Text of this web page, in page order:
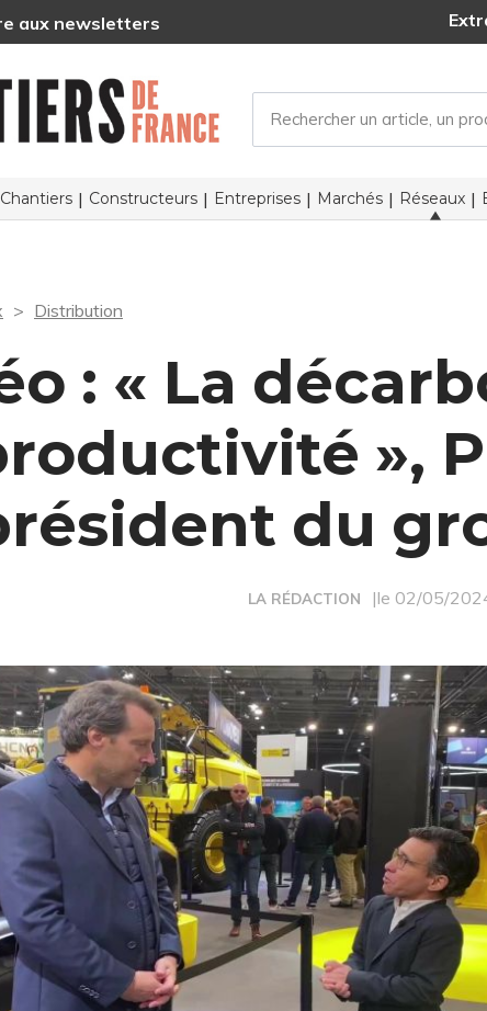
aux newsletters
Chantiers Constructeurs Entreprises Marchés Réseaux
Distribution
: « La
»,
du
LA RÉDACTION |le 02/05/